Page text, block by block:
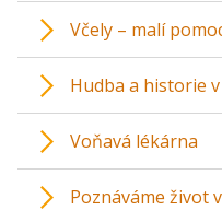
Včely – malí
Hudba a historie
Voňavá lékárna
Poznáváme život